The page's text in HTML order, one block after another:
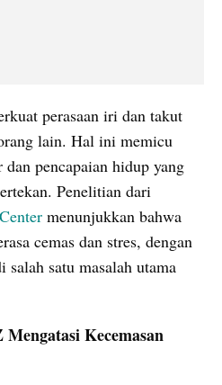
perasaan iri dan takut
lain. Hal ini memicu
pencapaian hidup yang
menunjukkan bahwa
cemas dan stres, dengan
salah satu masalah utama
Kecemasan